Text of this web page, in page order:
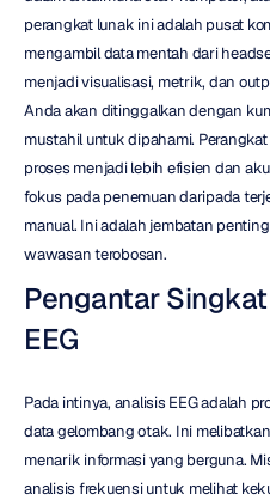
perangkat lunak ini adalah pusat
mengambil data mentah dari
menjadi visualisasi, metrik, dan
Anda akan ditinggalkan dengan
mustahil untuk dipahami.
proses menjadi lebih efisien dan
fokus pada penemuan daripada
manual. Ini adalah jembatan
wawasan terobosan.
Pengantar
EEG
Pada intinya, analisis EEG adalah
data gelombang otak. Ini
menarik informasi yang berguna.
analisis frekuensi untuk melihat